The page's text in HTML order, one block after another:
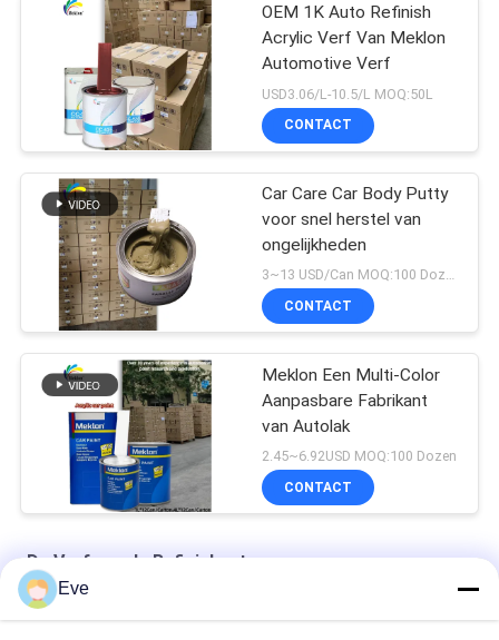
OEM 1K Auto Refinish
Acrylic Verf Van Meklon
Automotive Verf
USD3.06/L-10.5/L MOQ:50L
CONTACT
Car Care Car Body Putty
voor snel herstel van
ongelijkheden
3~13 USD/Can MOQ:100 Dozen
CONTACT
Meklon Een Multi-Color
Aanpasbare Fabrikant
van Autolak
2.45~6.92USD MOQ:100 Dozen
CONTACT
De Verf van de Refinishauto
Eve